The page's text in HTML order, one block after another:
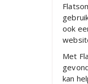
ook
Met
kan